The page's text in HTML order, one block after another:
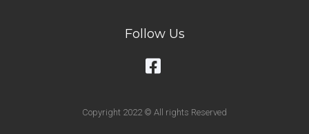
Follow Us
Copyright 2022 © All rights Reserved